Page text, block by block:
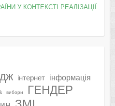
У КОНТЕКСТІ РЕАЛІЗАЦІЇ
інтернет інформація
вибори ГЕНДЕР